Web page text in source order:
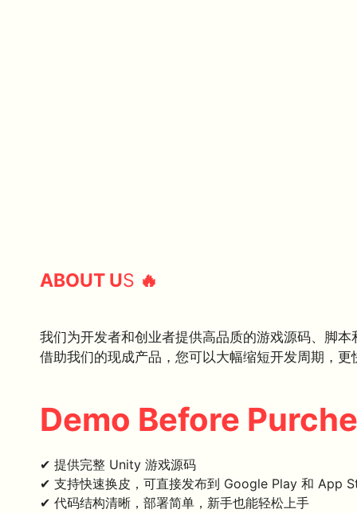
ABOUT US 🔥
我们为开发者和创业者提供高品质的游戏源码、脚
借助我们的现成产品，您可以大幅缩短开发周期，
Demo Before
✔ 提供完整 Unity 游戏源码
✔ 支持快速换皮，可直接发布到 Google Play 和 App
✔ 代码结构清晰，部署简单，新手也能轻松上手